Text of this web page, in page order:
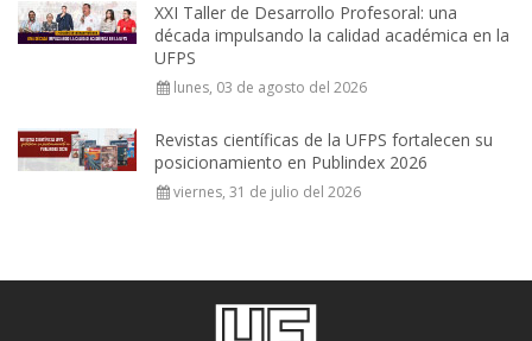
XXI Taller de Desarrollo Profesoral: una
década impulsando la calidad académica en la
UFPS
lunes, 03 de agosto del 2026
Revistas científicas de la UFPS fortalecen su
posicionamiento en Publindex 2026
viernes, 31 de julio del 2026